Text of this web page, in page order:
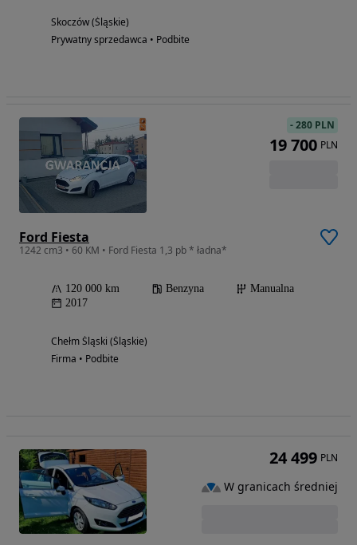
Skoczów (Śląskie)
Prywatny sprzedawca • Podbite
Ford Fiesta
1242 cm3 • 60 KM • Ford Fiesta 1,3 pb * ładna*
120 000 km Benzyna
Manualna
2017
Chełm Śląski (Śląskie)
Firma • Podbite
-280 PLN
19 700 PLN
24 499 PLN
W granicach średniej